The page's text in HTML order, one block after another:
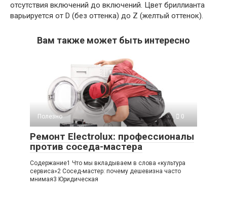
отсутствия включений до включений. Цвет бриллианта
варьируется от D (без оттенка) до Z (желтый оттенок).
Вам также может быть интересно
Полезно 0
Ремонт Electrolux: профессионалы
против соседа-мастера
Содержание1 Что мы вкладываем в слова «культура
сервиса»2 Сосед-мастер: почему дешевизна часто
мнимая3 Юридическая